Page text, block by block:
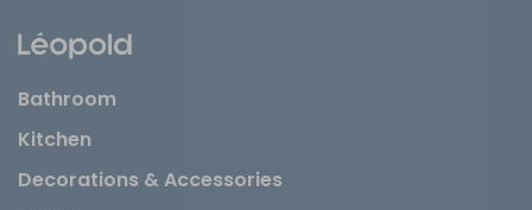
Bathroom
Kitchen
Decorations & Accessories